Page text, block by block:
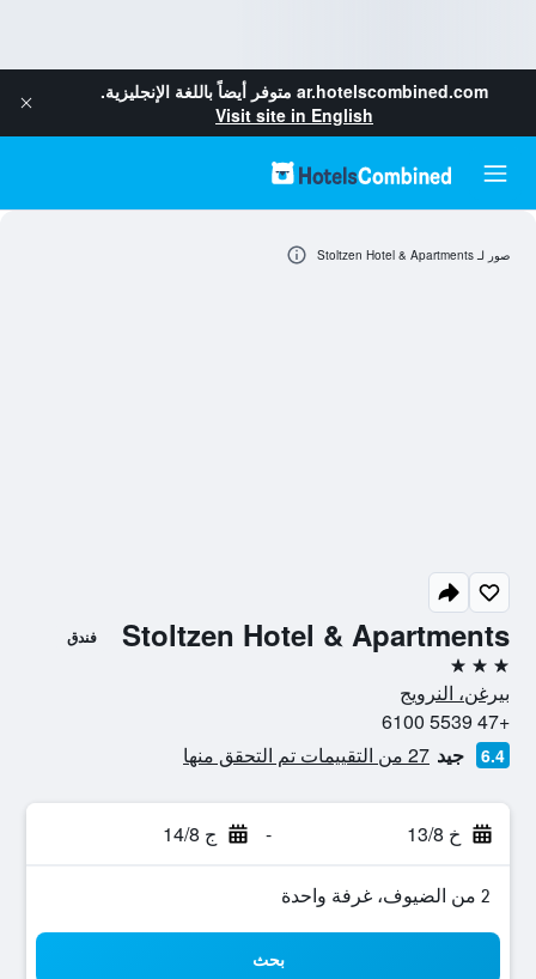
ar.hotelscombined.com متوفر أيضاً باللغة الإنجليزية.
Visit site in English
Stoltzen Hotel & Apartments فندق
3 نجوم
بيرغن، النرويج
+47 5539 6100
6.4 جيد 27 من التقييمات تم التحقق منها
خ 13/8 - ج 14/8
2 من الضيوف، غرفة واحدة
بحث
صور لـ Stoltzen Hotel & Apartments